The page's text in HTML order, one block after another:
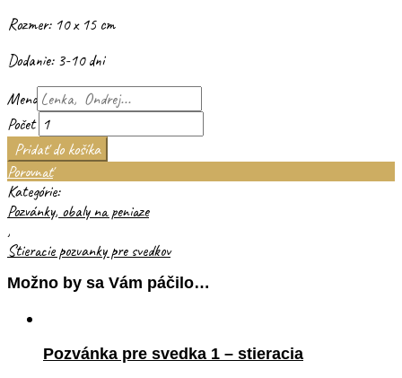
Rozmer: 10 x 15 cm
Dodanie: 3-10 dni
Meno
Počet
Pridať do košíka
Porovnať
Kategórie:
Pozvánky, obaly na peniaze
,
Stieracie pozvanky pre svedkov
Možno by sa Vám páčilo…
Pozvánka pre svedka 1 – stieracia